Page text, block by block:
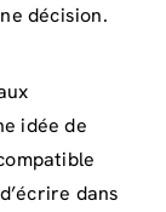
décision.
idée de
dans